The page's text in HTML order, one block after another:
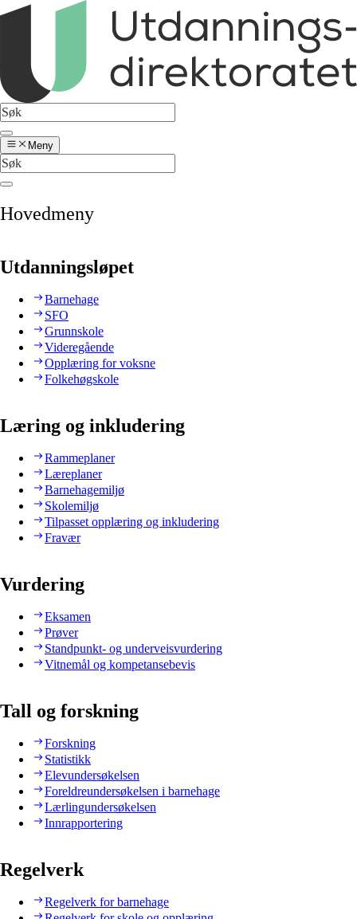
Meny
Hovedmeny
Utdanningsløpet
Barnehage
SFO
Grunnskole
Videregående
Opplæring for voksne
Folkehøgskole
Læring og inkludering
Rammeplaner
Læreplaner
Barnehagemiljø
Skolemiljø
Tilpasset opplæring og inkludering
Fravær
Vurdering
Eksamen
Prøver
Standpunkt- og underveisvurdering
Vitnemål og kompetansebevis
Tall og forskning
Forskning
Statistikk
Elevundersøkelsen
Foreldreundersøkelsen i barnehage
Lærlingundersøkelsen
Innrapportering
Regelverk
Regelverk for barnehage